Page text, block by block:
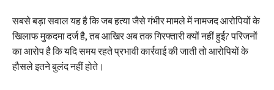
सबसे बड़ा सवाल यह है कि जब हत्या जैसे गंभीर मामले में नामजद आरोपियों के
खिलाफ मुकदमा दर्ज है, तब आखिर अब तक गिरफ्तारी क्यों नहीं हुई? परिजनों
का आरोप है कि यदि समय रहते प्रभावी कार्रवाई की जाती तो आरोपियों के
हौसले इतने बुलंद नहीं होते।